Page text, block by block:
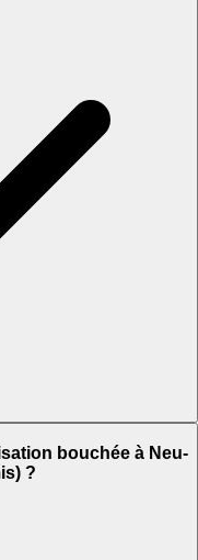
bouchée à Neu-
?